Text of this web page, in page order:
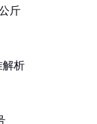
斤
解析